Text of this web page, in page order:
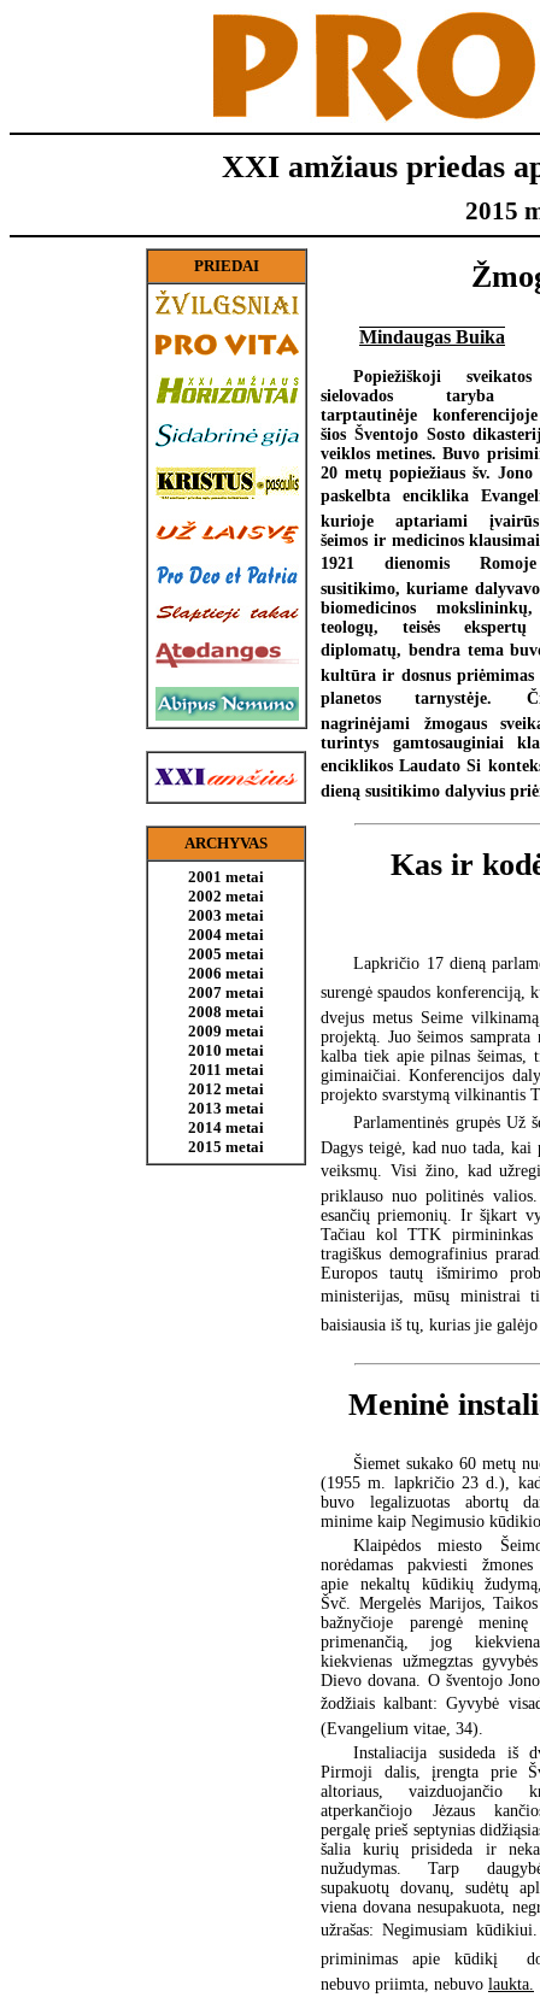
XXI amžiaus priedas
2015
PRIEDAI
ARCHYVAS
2001 metai
2002 metai
2003 metai
2004 metai
2005 metai
2006 metai
2007 metai
2008 metai
2009 metai
2010 metai
2011 metai
2012 metai
2013 metai
2014 metai
2015 metai
Mindaugas Buika
Popiežiškoji
sielovados taryba
tarptautinėje
šios Šventojo Sosto
veiklos metines. Buvo
20 metų popiežiaus šv.
paskelbta enciklika
kurioje aptariami
šeimos ir medicinos
1921 dienomis
susitikimo, kuriame
biomedicinos
teologų, teisės
diplomatų, bendra tema
kultūra ir dosnus priėmimas
planetos tarnystėje.
nagrinėjami žmogaus
turintys gamtosauginiai
enciklikos Laudato Si
dieną susitikimo dalyvius
Kas ir
Lapkričio 17 dieną
surengė spaudos konferenciją,
dvejus metus Seime
projektą. Juo šeimos
kalba tiek apie pilnas
giminaičiai. Konferencijos
projekto svarstymą vilkinantis
Parlamentinės grupės
Dagys teigė, kad nuo tada, kai
veiksmų. Visi žino, kad
priklauso nuo politinės
esančių priemonių. Ir šįkart
Tačiau kol TTK pirmininkas
tragiškus demografinius
Europos tautų išmirimo
ministerijas, mūsų ministrai
baisiausia iš tų, kurias jie galėjo
Meninė
Šiemet sukako 60 metų
(1955 m. lapkričio 23 d.),
buvo legalizuotas abortų
minime kaip Negimusio
Klaipėdos miesto
norėdamas pakviesti žmones
apie nekaltų kūdikių
Švč. Mergelės Marijos,
bažnyčioje parengė meninę
primenančią, jog
kiekvienas užmegztas
Dievo dovana. O šventojo
žodžiais kalbant: Gyvybė
(Evangelium vitae, 34).
Instaliacija susideda iš
Pirmoji dalis, įrengta prie
altoriaus, vaizduojančio
atperkančiojo Jėzaus
pergalę prieš septynias
šalia kurių prisideda ir
nužudymas. Tarp
supakuotų dovanų, sudėtų
viena dovana nesupakuota,
užrašas: Negimusiam
priminimas apie kūdikį 
nebuvo priimta, nebuvo laukta.